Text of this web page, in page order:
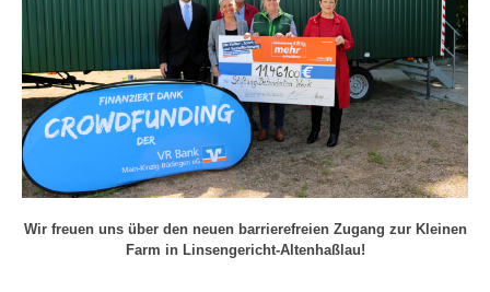
Wir freuen uns über den neuen barrierefreien Zugang zur Kleinen
Farm in Linsengericht-Altenhaßlau!